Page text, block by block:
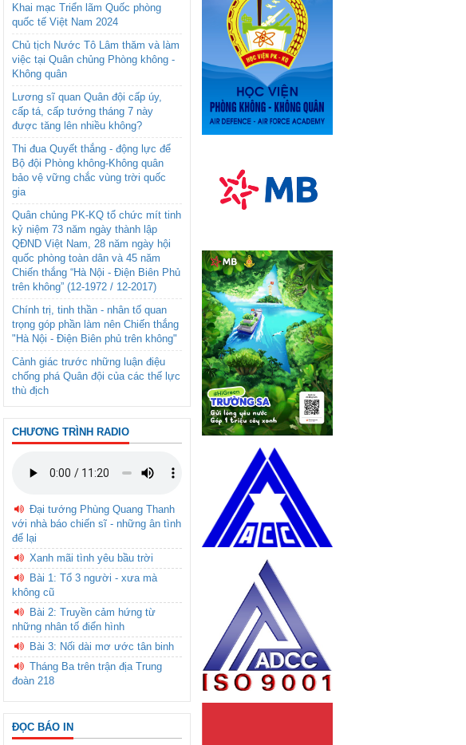
Khai mạc Triển lãm Quốc phòng
quốc tế Việt Nam 2024
Chủ tịch Nước Tô Lâm thăm và làm
việc tại Quân chủng Phòng không -
Không quân
Lương sĩ quan Quân đội cấp úy,
cấp tá, cấp tướng tháng 7 này
được tăng lên nhiều không?
Thi đua Quyết thắng - động lực để
Bộ đội Phòng không-Không quân
bảo vệ vững chắc vùng trời quốc
gia
Quân chủng PK-KQ tổ chức mít tinh
kỷ niệm 73 năm ngày thành lập
QĐND Việt Nam, 28 năm ngày hội
quốc phòng toàn dân và 45 năm
Chiến thắng “Hà Nội - Điện Biên Phủ
trên không” (12-1972 / 12-2017)
Chính trị, tinh thần - nhân tố quan
trọng góp phần làm nên Chiến thắng
"Hà Nội - Điện Biên phủ trên không"
Cảnh giác trước những luận điệu
chống phá Quân đội của các thế lực
thù địch
CHƯƠNG TRÌNH RADIO
Đại tướng Phùng Quang Thanh
với nhà báo chiến sĩ - những ân tình
để lại
Xanh mãi tình yêu bầu trời
Bài 1: Tổ 3 người - xưa mà
không cũ
Bài 2: Truyền cảm hứng từ
những nhân tố điển hình
Bài 3: Nối dài mơ ước tân binh
Tháng Ba trên trận địa Trung
đoàn 218
ĐỌC BÁO IN